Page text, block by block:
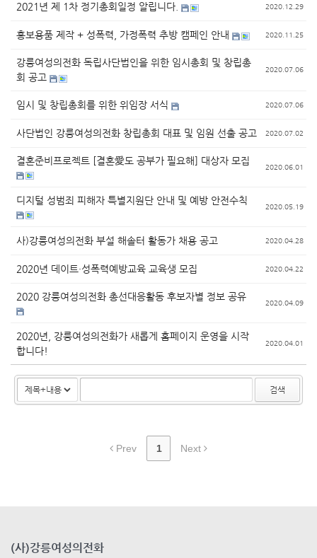
2021년 제 1차 정기총회일정 알립니다. 2020.12.29
홍보용품 제작 + 성폭력, 가정폭력 추방 캠페인 안내 2020.11.25
강릉여성의전화 독립사단법인을 위한 임시총회 및 창립총
회 공고
2020.07.06
임시 및 창립총회를 위한 위임장 서식 2020.07.06
사단법인 강릉여성의전화 창립총회 대표 및 임원 선출 공고 2020.07.02
결혼준비프로젝트 [결혼愛도 공부가 필요해] 대상자 모집
2020.06.01
디지털 성범죄 피해자 특별지원단 안내 및 예방 안전수칙
2020.05.19
사)강릉여성의전화 부설 해솔터 활동가 채용 공고 2020.04.28
2020년 데이트·성폭력예방교육 교육생 모집 2020.04.22
2020 강릉여성의전화 총선대응활동 후보자별 정보 공유
2020.04.09
2020년, 강릉여성의전화가 새롭게 홈페이지 운영을 시작
합니다!
2020.04.01
검색
Prev 1 Next
(사)강릉여성의전화